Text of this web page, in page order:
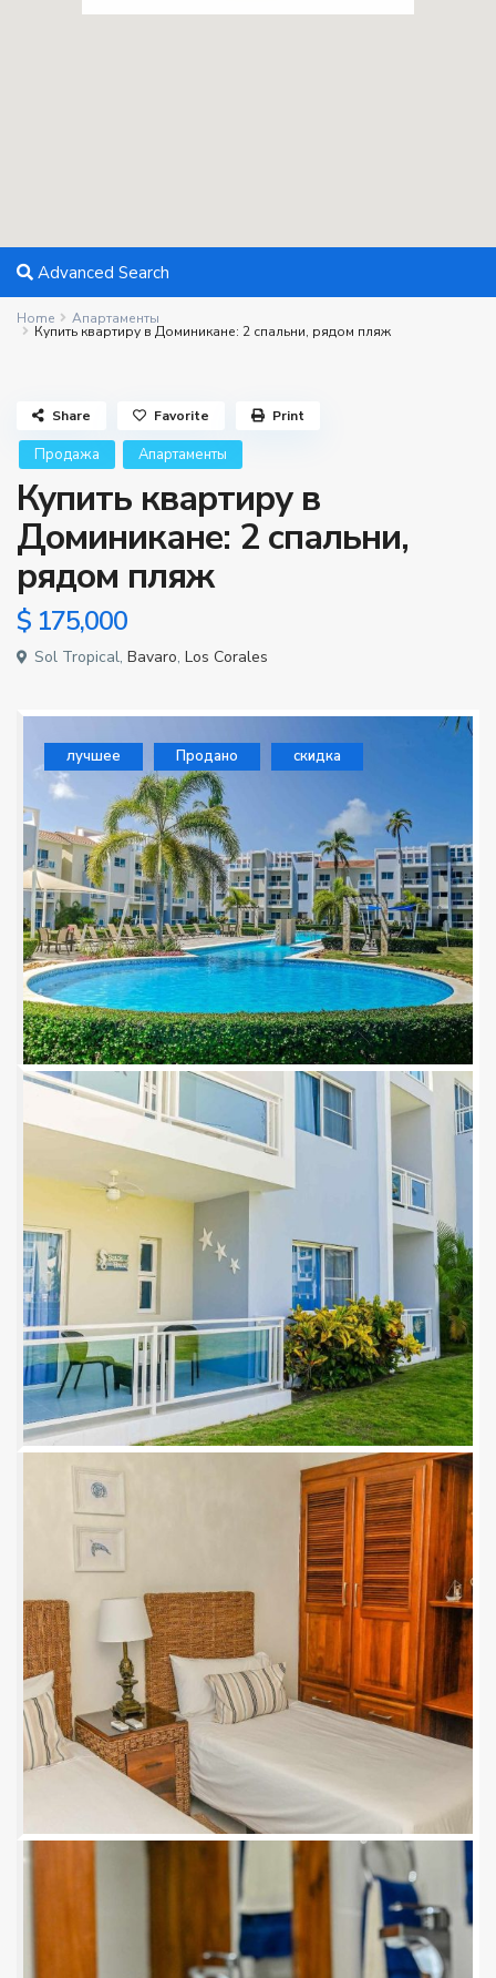
Advanced Search
Home Апартаменты
Купить квартиру в Доминикане: 2 спальни, рядом пляж
Продажа Апартаменты
Купить квартиру в
Доминикане: 2 спальни,
рядом пляж
$ 175,000
Sol Tropical, Bavaro, Los Corales
Share Favorite Print
лучшее Продано скидка